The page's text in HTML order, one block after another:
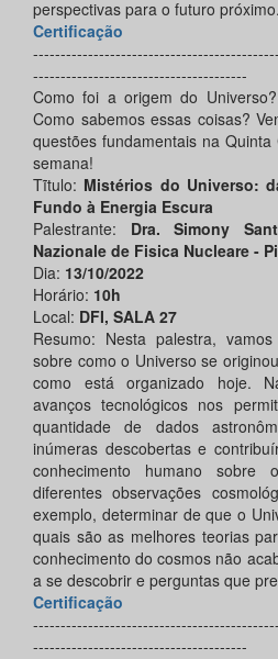
perspectivas para o futuro próximo.
Certificação
---------------------------------------
Como foi a origem do
Como sabemos essas coisas?
questões fundamentais na
semana!
Tĩtulo: Mistérios do Universo:
Fundo à Energia Escura
Palestrante:
Dra. Simony
Nazionale de Fisica Nucleare -
Dia: 13/10/2022
Horário: 10h
Local: DFI, SALA 27
Resumo: Nesta palestra,
sobre como o Universo se
como está organizado hoje.
avanços tecnológicos nos
quantidade de dados
inúmeras descobertas e
conhecimento humano
diferentes observações
exemplo, determinar de que o
quais são as melhores teorias
conhecimento do cosmos não
a se descobrir e perguntas que
Certificação
---------------------------------------